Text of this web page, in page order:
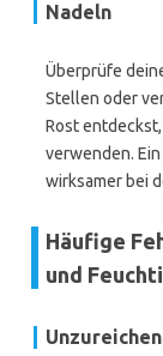
Nadeln
Überprüfe
Stellen oder
Rost
verwenden.
wirksamer bei
Häufige
und